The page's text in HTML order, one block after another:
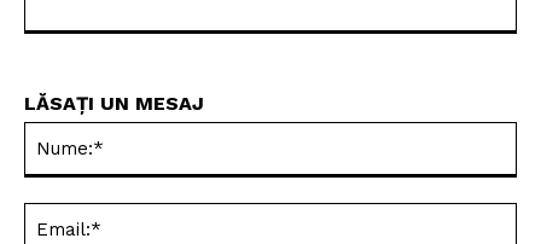
LĂSAȚI UN MESAJ